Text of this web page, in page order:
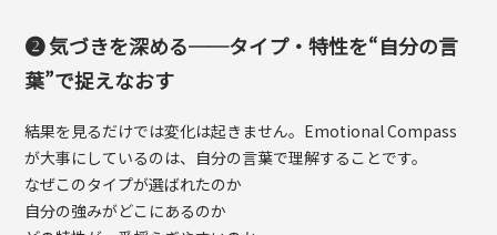
❷ 気づきを深める──タイプ・特性を“自分の言
葉”で捉えなおす
結果を見るだけでは変化は起きません。Emotional Compass
が大事にしているのは、自分の言葉で理解することです。
なぜこのタイプが選ばれたのか
自分の強みがどこにあるのか